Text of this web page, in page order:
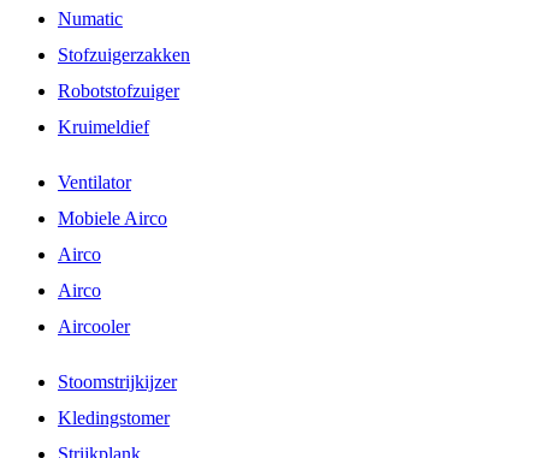
Numatic
Stofzuigerzakken
Robotstofzuiger
Kruimeldief
Ventilator
Mobiele Airco
Airco
Airco
Aircooler
Stoomstrijkijzer
Kledingstomer
Strijkplank